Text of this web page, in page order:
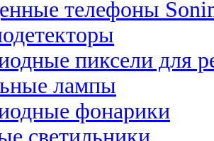
телефоны
пиксели для
лампы
фонарики